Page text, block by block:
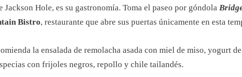
Jackson Hole, es su gastronomía. Toma el paseo por góndola
Bistro, restaurante que abre sus puertas únicamente en esta
la ensalada de remolacha asada con miel de miso, yogurt
con frijoles negros, repollo y chile tailandés.